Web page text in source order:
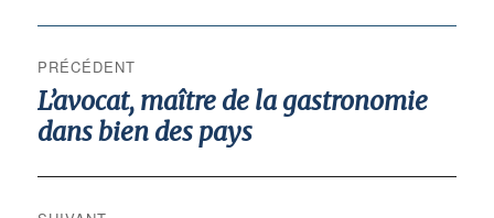
de
l’article
PRÉCÉDENT
Publication
précédente :
L’avocat, maître de la gastronomie
dans bien des pays